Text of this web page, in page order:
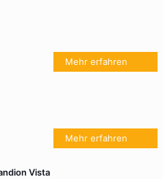
Mehr erfahren
Mehr erfahren
Vista